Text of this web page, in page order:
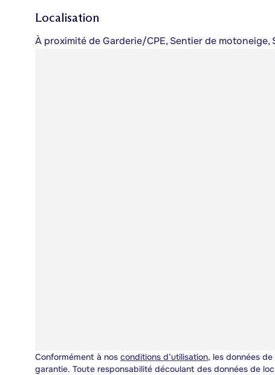
Localisation
À proximité de Garderie/CPE, Sentier de motoneige,
Conformément à nos conditions d’utilisation, les données
garantie. Toute responsabilité découlant des données de